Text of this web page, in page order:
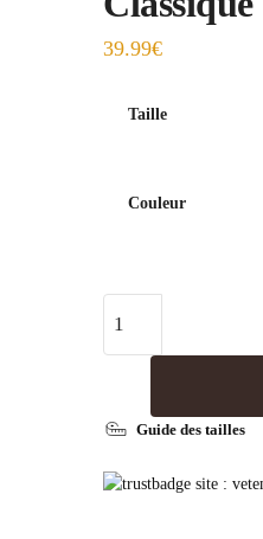
39.99€
Taille
Couleur
Guide des tailles